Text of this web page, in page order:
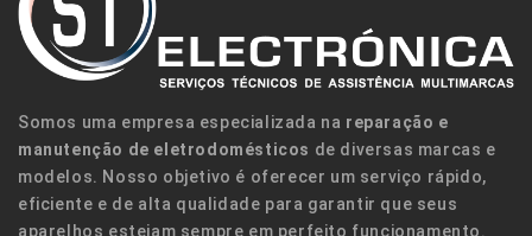
Somos uma empresa especializada na reparação e
manutenção de eletrodomésticos de diversas marcas e
modelos. Nosso objetivo é oferecer um serviço rápido,
eficiente e de alta qualidade para garantir que seus
aparelhos estejam sempre em perfeito funcionamento.